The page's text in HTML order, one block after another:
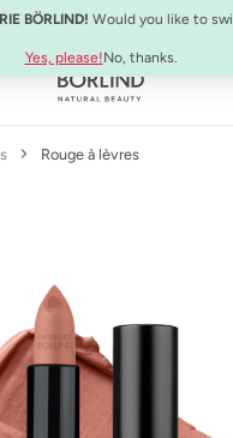
BÖRLIND! Would you like to
Yes, please!No, thanks.
:ULTIMATE STRENGTH
Rouge à lèvres